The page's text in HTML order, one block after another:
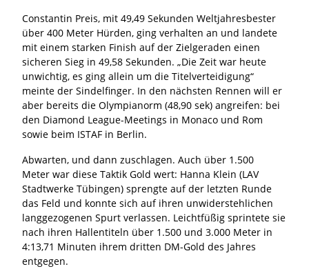
Constantin Preis, mit 49,49 Sekunden Weltjahresbester
über 400 Meter Hürden, ging verhalten an und landete
mit einem starken Finish auf der Zielgeraden einen
sicheren Sieg in 49,58 Sekunden. „Die Zeit war heute
unwichtig, es ging allein um die Titelverteidigung“
meinte der Sindelfinger. In den nächsten Rennen will er
aber bereits die Olympianorm (48,90 sek) angreifen: bei
den Diamond League-Meetings in Monaco und Rom
sowie beim ISTAF in Berlin.
Abwarten, und dann zuschlagen. Auch über 1.500
Meter war diese Taktik Gold wert: Hanna Klein (LAV
Stadtwerke Tübingen) sprengte auf der letzten Runde
das Feld und konnte sich auf ihren unwiderstehlichen
langgezogenen Spurt verlassen. Leichtfüßig sprintete sie
nach ihren Hallentiteln über 1.500 und 3.000 Meter in
4:13,71 Minuten ihrem dritten DM-Gold des Jahres
entgegen.